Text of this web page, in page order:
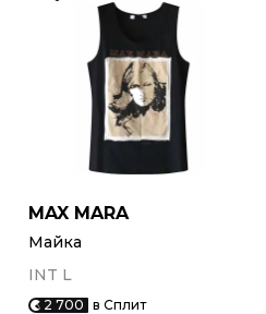
MAX MARA
Майка
INT L
2 700 в Сплит